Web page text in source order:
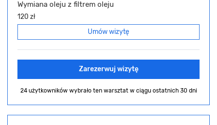
Wymiana oleju z filtrem oleju
120 zł
Umów wizytę
Zarezerwuj wizytę
24 użytkowników wybrało ten warsztat w ciągu ostatnich 30 dni